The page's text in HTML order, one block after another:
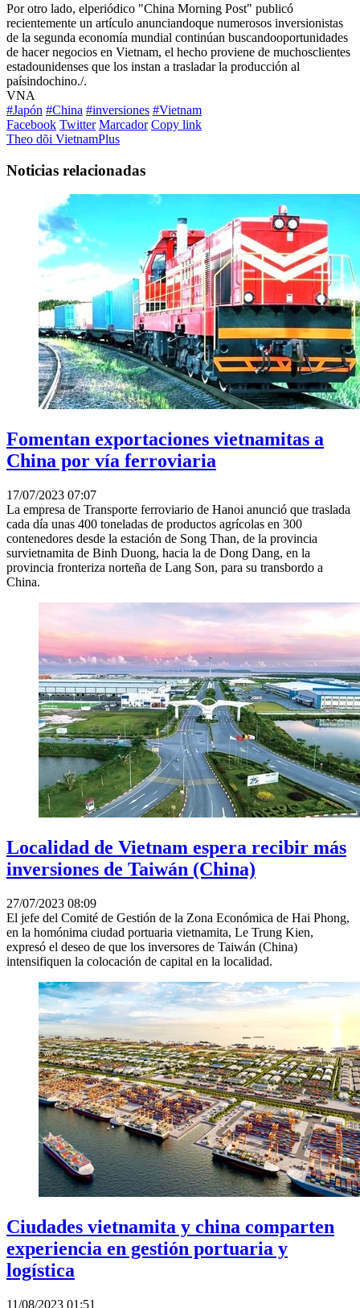
Por otro lado, elperiódico "China Morning Post" publicó
recientemente un artículo anunciandoque numerosos inversionistas
de la segunda economía mundial continúan buscandooportunidades
de hacer negocios en Vietnam, el hecho proviene de muchosclientes
estadounidenses que los instan a trasladar la producción al
paísindochino./.
VNA
#Japón #China #inversiones #Vietnam
Facebook Twitter Marcador Copy link
Theo dõi VietnamPlus
Noticias relacionadas
Fomentan exportaciones vietnamitas a
China por vía ferroviaria
17/07/2023 07:07
La empresa de Transporte ferroviario de Hanoi anunció que traslada
cada día unas 400 toneladas de productos agrícolas en 300
contenedores desde la estación de Song Than, de la provincia
survietnamita de Binh Duong, hacia la de Dong Dang, en la
provincia fronteriza norteña de Lang Son, para su transbordo a
China.
Localidad de Vietnam espera recibir más
inversiones de Taiwán (China)
27/07/2023 08:09
El jefe del Comité de Gestión de la Zona Económica de Hai Phong,
en la homónima ciudad portuaria vietnamita, Le Trung Kien,
expresó el deseo de que los inversores de Taiwán (China)
intensifiquen la colocación de capital en la localidad.
Ciudades vietnamita y china comparten
experiencia en gestión portuaria y
logística
11/08/2023 01:51